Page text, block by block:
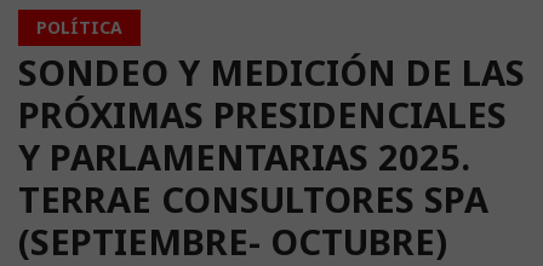
POLÍTICA
SONDEO Y MEDICIÓN DE LAS
PRÓXIMAS PRESIDENCIALES
Y PARLAMENTARIAS 2025.
TERRAE CONSULTORES SPA
(SEPTIEMBRE- OCTUBRE)